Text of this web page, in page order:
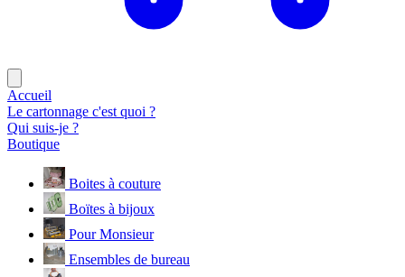
Accueil
Le cartonnage c'est quoi ?
Qui suis-je ?
Boutique
Boites à couture
Boïtes à bijoux
Pour Monsieur
Ensembles de bureau